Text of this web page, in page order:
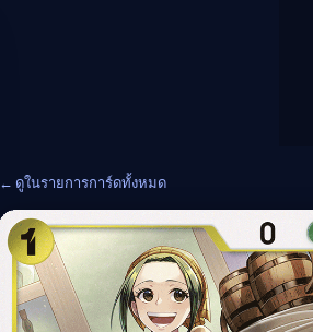
← ดูในรายการการ์ดทั้งหมด